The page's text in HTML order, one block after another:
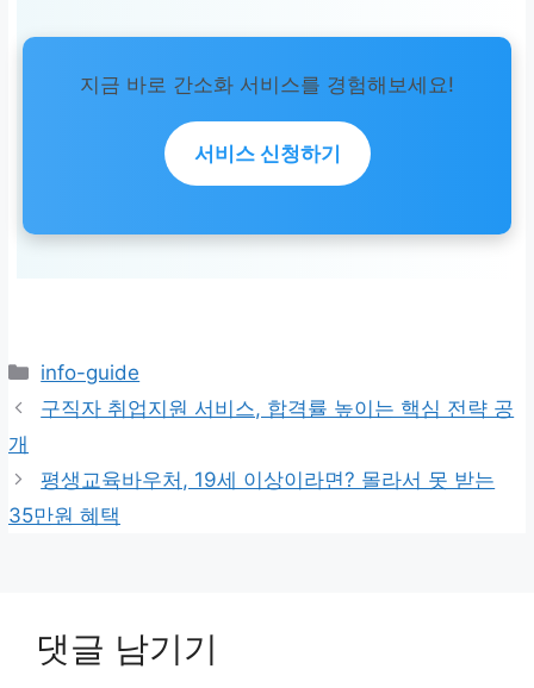
지금 바로 간소화 서비스를 경험해보세요!
서비스 신청하기
카
테
고
info-guide
구직자 취업지원 서비스, 합격률 높이는 핵심 전략 공
개
평생교육바우처, 19세 이상이라면? 몰라서 못 받는
35만원 혜택
댓글 남기기